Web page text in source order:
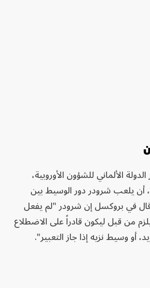
الألماني للشؤون الأوروبية،
أن يلعب شرودر دور الوسيط بين
في بروكسل إن شرودر "لم يفعل
من قبل ليكون قادراً على ‌الاضطلاع
أو وسيط نزيه إذا جاز التعبير".